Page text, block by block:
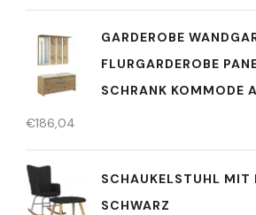
GARDEROBE
FLURGARDEROBE
SCHRANK KOMMODE
€186,04
SCHAUKELSTUHL MIT
SCHWARZ